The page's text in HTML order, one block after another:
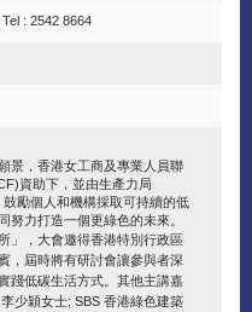
: 2542 8664
景，香港女工商及專業人員聯
資助下，並由生產力局
勵個人和機構採取可持續的低
努力打造一個更綠色的未來。
」，大會邀得香港特別行政區
，屆時將有研討會讓參與者深
踐低碳生活方式。其他主講嘉
少穎女士; SBS 香港綠色建築